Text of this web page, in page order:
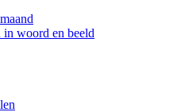
woord en beeld